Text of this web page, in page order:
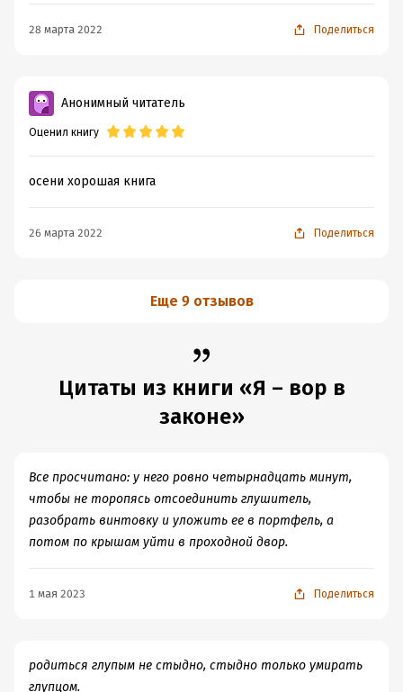
28 марта 2022 Поделиться
Анонимный читатель
Оценил книгу
осени хорошая книга
26 марта 2022 Поделиться
Еще 9 отзывов
Цитаты из книги «Я – вор в
законе»
Все просчитано: у него ровно четырнадцать минут,
чтобы не торопясь отсоединить глушитель,
разобрать винтовку и уложить ее в портфель, а
потом по крышам уйти в проходной двор.
1 мая 2023 Поделиться
родиться глупым не стыдно, стыдно только умирать
глупцом.